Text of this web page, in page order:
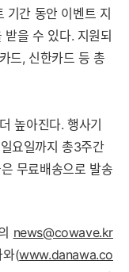
기간 동안 이벤트 지
을 수 있다. 지원되
드, 신한카드 등 총
높아진다. 행사기
요일까지 총3주간
무료배송으로 발송
news@cowave.kr
와(www.danawa.co